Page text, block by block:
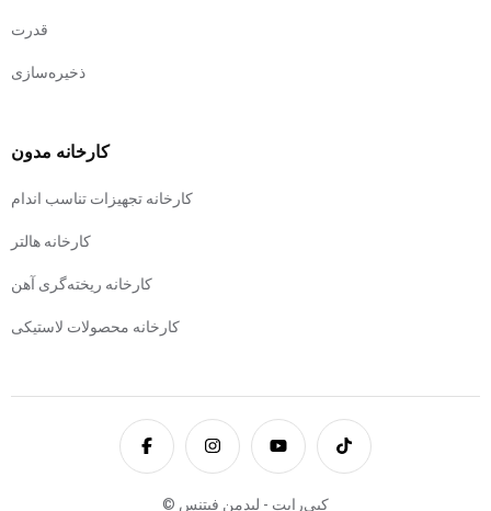
قدرت
ذخیره‌سازی
کارخانه مدون
کارخانه تجهیزات تناسب اندام
کارخانه هالتر
کارخانه ریخته‌گری آهن
کارخانه محصولات لاستیکی
© کپی‌رایت - لیدمن فیتنس